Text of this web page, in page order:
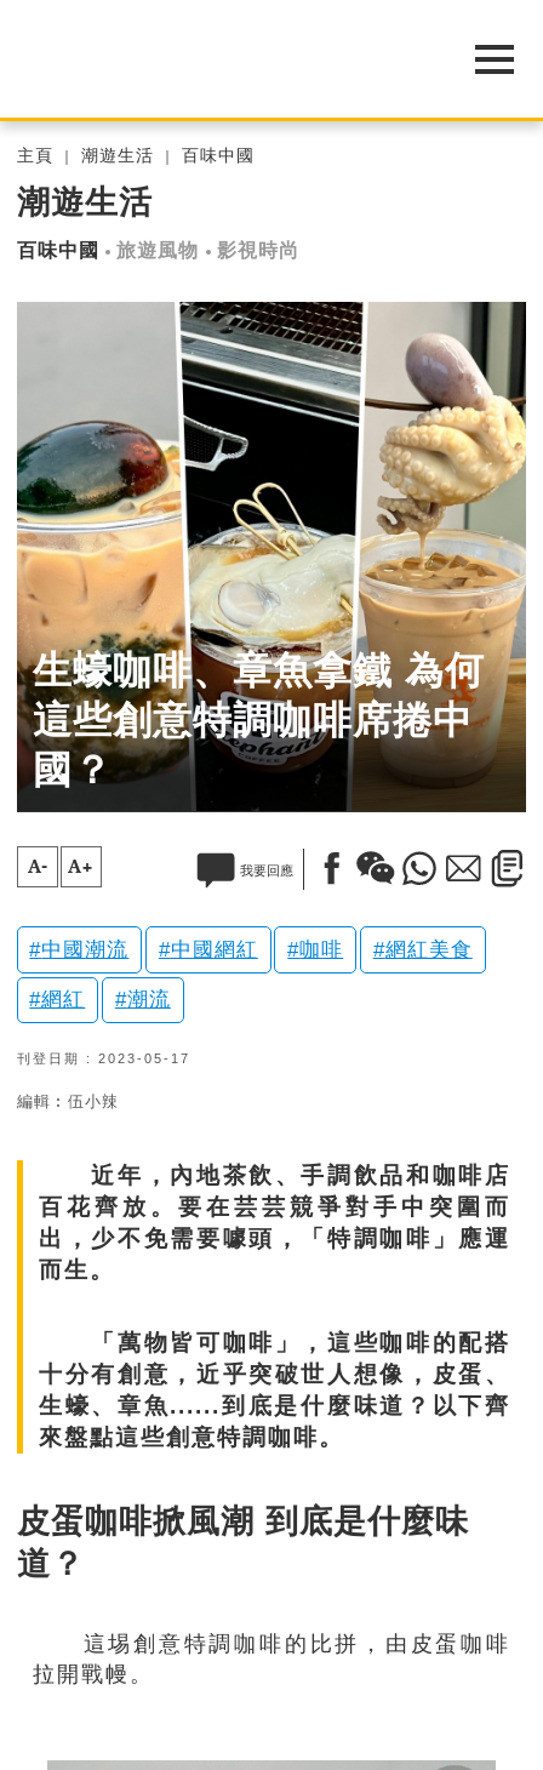
主頁 潮遊生活 百味中國
潮遊生活
百味中國 旅遊風物 影視時尚
生蠔咖啡、章魚拿鐵 為何
這些創意特調咖啡席捲中
國？
A- A+ 我要回應
中國潮流 中國網紅 咖啡 網紅美食
網紅 潮流
刊登日期 : 2023-05-17
編輯︰伍小辣
近年，內地茶飲、手調飲品和咖啡店
百花齊放。要在芸芸競爭對手中突圍而
出，少不免需要噱頭，「特調咖啡」應運
而生。
「萬物皆可咖啡」，這些咖啡的配搭
十分有創意，近乎突破世人想像，皮蛋、
生蠔、章魚......到底是什麼味道？以下齊
來盤點這些創意特調咖啡。
皮蛋咖啡掀風潮 到底是什麼味
道？
這埸創意特調咖啡的比拼，由皮蛋咖啡
拉開戰幔。